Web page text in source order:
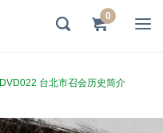
0
DVD022 台北市召会历史简介